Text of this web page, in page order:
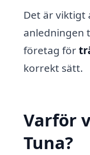
Det är viktigt
anledningen
företag för
korrekt sätt.
Varför
Tuna?